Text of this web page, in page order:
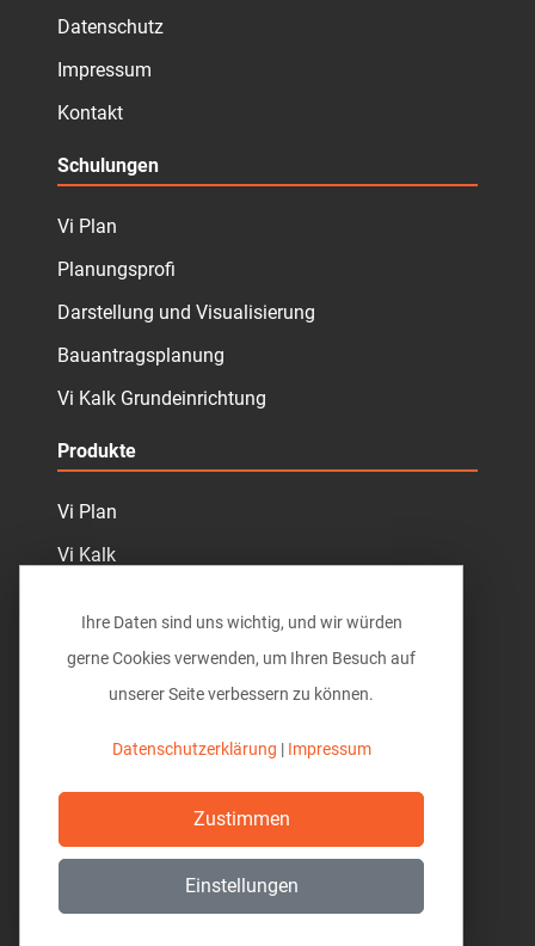
Datenschutz
Impressum
Kontakt
Produkte
Vi Plan
Vi Kalk
Vi CAS
200 Pläne
Vi BIM Konfigurator
Vi Projekt
Schulungen
Vi Plan
Planungsprofi
Darstellung und Visualisierung
Bauantragsplanung
Vi Kalk Grundeinrichtung
Ihre Daten sind uns wichtig, und wir würden
gerne Cookies verwenden, um Ihren Besuch auf
unserer Seite verbessern zu können.
Datenschutzerklärung | Impressum
Zustimmen
Einstellungen